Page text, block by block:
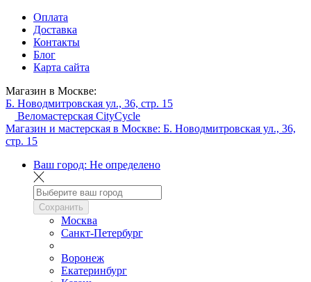
Оплата
Доставка
Контакты
Блог
Карта сайта
Магазин в Москве:
Б. Новодмитровская ул., 36, стр. 15
Веломастерская CityCycle
Магазин и мастерская в Москве: Б. Новодмитровская ул., 36,
стр. 15
Ваш город: Не определено
Сохранить
Москва
Санкт-Петербург
Воронеж
Екатеринбург